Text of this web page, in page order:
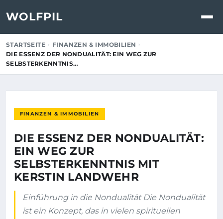
WOLFPIL
STARTSEITE
FINANZEN & IMMOBILIEN
DIE ESSENZ DER NONDUALITÄT: EIN WEG ZUR
SELBSTERKENNTNIS…
FINANZEN & IMMOBILIEN
DIE ESSENZ DER NONDUALITÄT:
EIN WEG ZUR
SELBSTERKENNTNIS MIT
KERSTIN LANDWEHR
Einführung in die Nondualität Die Nondualität
ist ein Konzept, das in vielen spirituellen